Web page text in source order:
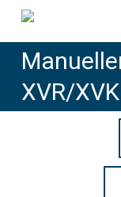
Skip
main
contentXVR/